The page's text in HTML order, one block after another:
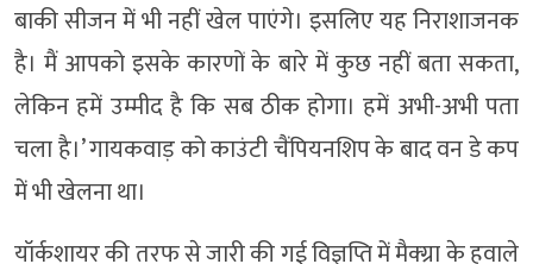
बाकी सीजन में भी नहीं खेल पाएंगे। इसलिए यह निराशाजनक
है। मैं आपको इसके कारणों के बारे में कुछ नहीं बता सकता,
लेकिन हमें उम्मीद है कि सब ठीक होगा। हमें अभी-अभी पता
चला है।’ गायकवाड़ को काउंटी चैंपियनशिप के बाद वन डे कप
में भी खेलना था।
यॉर्कशायर की तरफ से जारी की गई विज्ञप्ति में मैक्ग्रा के हवाले